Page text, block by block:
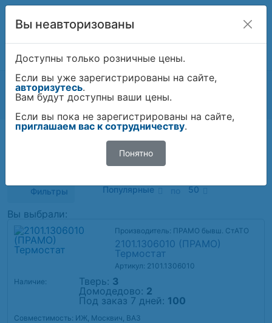
Техномаркет
Каталог
Система охлаждения и отопления
Термостаты и термоэлементы
Термостаты и термоэлементы
Фильтры Популярные 50
Вы выбрали:
Производитель: ПРАМО бывш. СтАТО
2101.1306010 (ПРАМО)
Термостат
Артикул: 2101.1306010
Наличие:
Тверь: 3
Домодедово: 2
Под заказ 7 дней: 100
Совместимость: ИЖ, Москвич, ВАЗ
Вы неавторизованы
Доступны только розничные цены.
Если вы уже зарегистрированы на сайте,
авторизутесь.
Вам будут доступны ваши цены.
Если вы пока не зарегистрированы на сайте,
приглашаем вас к сотрудничеству.
Понятно